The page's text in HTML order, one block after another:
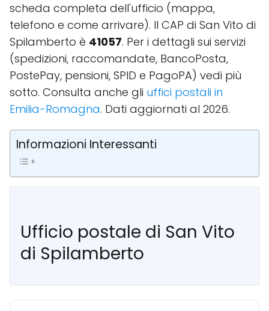
scheda completa dell'ufficio (mappa,
telefono e come arrivare). Il CAP di San Vito di
Spilamberto è 41057. Per i dettagli sui servizi
(spedizioni, raccomandate, BancoPosta,
PostePay, pensioni, SPID e PagoPA) vedi più
sotto. Consulta anche gli uffici postali in
Emilia-Romagna. Dati aggiornati al 2026.
Informazioni Interessanti
Ufficio postale di San Vito
di Spilamberto